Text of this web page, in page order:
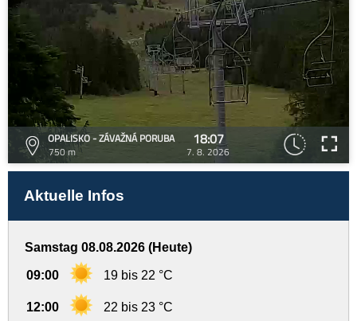
OPALISKO - ZÁVAŽNÁ PORUBA
750 m
18:07
7. 8. 2026
Aktuelle Infos
Samstag 08.08.2026 (Heute)
09:00 19 bis 22 °C
12:00 22 bis 23 °C